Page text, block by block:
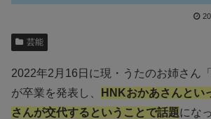
芸能
2022年2月16日に現・うたのお姉さん
が卒業を発表し、
HNKおかあさんとい
さんが交代するということで話題にな